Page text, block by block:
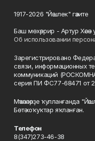
1917-2026 "Йәшлек" гәзите
Баш мөхәррир - Артур Хәсән
Об использовании
Зарегистрировано
связи, информационных
коммуникаций
серия ПИ ФС77-68471 от
Мәҡәләләрҙе ҡулланғанда
Бөтә хоҡуҡтар яҡланған.
Телефон
8(347)273-46-38